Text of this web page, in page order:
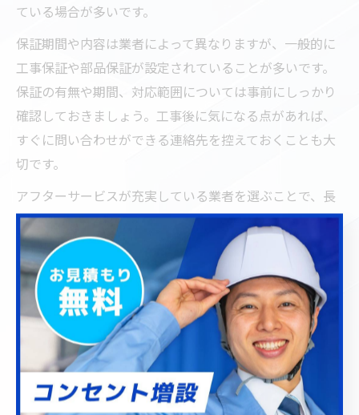
ている場合が多いです。
保証期間や内容は業者によって異なりますが、一般的に
工事保証や部品保証が設定されていることが多いです。
保証の有無や期間、対応範囲については事前にしっかり
確認しておきましょう。工事後に気になる点があれば、
すぐに問い合わせができる連絡先を控えておくことも大
切です。
アフターサービスが充実している業者を選ぶことで、長
期的に安心してコンセントを使用できます。安心・安全
な住まいづくりのため、保証内容も重視して業者選びを
行いましょう。
お部屋の使い勝手向上は電気工事で叶
う